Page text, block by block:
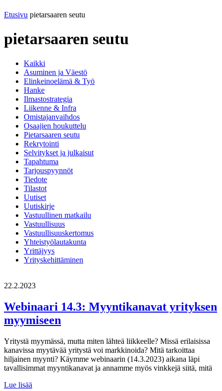
Etusivu pietarsaaren seutu
pietarsaaren seutu
Kaikki
Asuminen ja Väestö
Elinkeinoelämä & Työ
Hanke
Ilmastostrategia
Liikenne & Infra
Omistajanvaihdos
Osaajien houkuttelu
Pietarsaaren seutu
Rekrytointi
Selvitykset ja julkaisut
Tapahtuma
Tarjouspyynnöt
Tiedote
Tilastot
Uutiset
Uutiskirje
Vastuullinen matkailu
Vastuullisuus
Vastuullisuuskertomus
Yhteistyölautakunta
Yrittäjyys
Yrityskehittäminen
22.2.2023
Webinaari 14.3: Myyntikanavat yrityksen
myymiseen
Yritystä myymässä, mutta miten lähteä liikkeelle? Missä erilaisissa
kanavissa myytävää yritystä voi markkinoida? Mitä tarkoittaa
hiljainen myynti? Käymme webinaarin (14.3.2023) aikana läpi
tavallisimmat myyntikanavat ja annamme myös vinkkejä siitä, mitä
Lue lisää